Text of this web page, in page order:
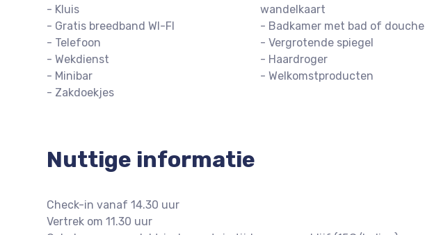
- Kluis
- Gratis breedband WI-FI
- Telefoon
- Wekdienst
- Minibar
- Zakdoekjes
wandelkaart
- Badkamer met bad of douche
- Vergrotende spiegel
- Haardroger
- Welkomstproducten
Nuttige informatie
Check-in vanaf 14.30 uur
Vertrek om 11.30 uur